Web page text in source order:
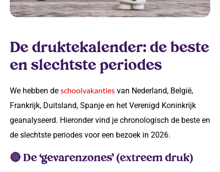
De druktekalender: de beste
en slechtste periodes
We hebben de schoolvakanties van Nederland, België,
Frankrijk, Duitsland, Spanje en het Verenigd Koninkrijk
geanalyseerd. Hieronder vind je chronologisch de beste en
de slechtste periodes voor een bezoek in 2026.
🔴 De ‘gevarenzones’ (extreem druk)